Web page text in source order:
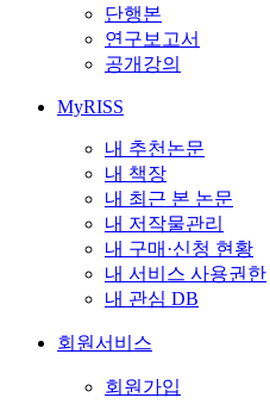
단행본
연구보고서
공개강의
MyRISS
내 추천논문
내 책장
내 최근 본 논문
내 저작물관리
내 구매·신청 현황
내 서비스 사용권한
내 관심 DB
회원서비스
회원가입